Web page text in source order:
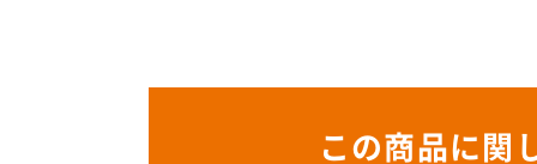
この商品に関